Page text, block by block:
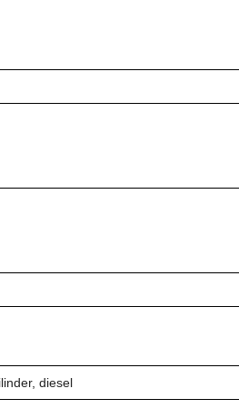
diesel